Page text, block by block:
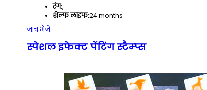
रंग:,
शेल्फ लाइफ:24 months
जांच भेजें
स्पेशल इफेक्ट पेंटिंग स्टैम्प्स